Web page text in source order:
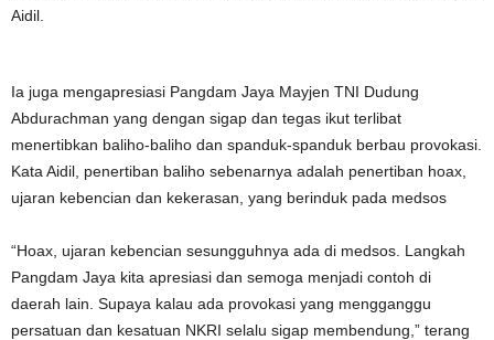
Aidil.
Ia juga mengapresiasi Pangdam Jaya Mayjen TNI Dudung
Abdurachman yang dengan sigap dan tegas ikut terlibat
menertibkan baliho-baliho dan spanduk-spanduk berbau provokasi.
Kata Aidil, penertiban baliho sebenarnya adalah penertiban hoax,
ujaran kebencian dan kekerasan, yang berinduk pada medsos
“Hoax, ujaran kebencian sesungguhnya ada di medsos. Langkah
Pangdam Jaya kita apresiasi dan semoga menjadi contoh di
daerah lain. Supaya kalau ada provokasi yang mengganggu
persatuan dan kesatuan NKRI selalu sigap membendung,” terang